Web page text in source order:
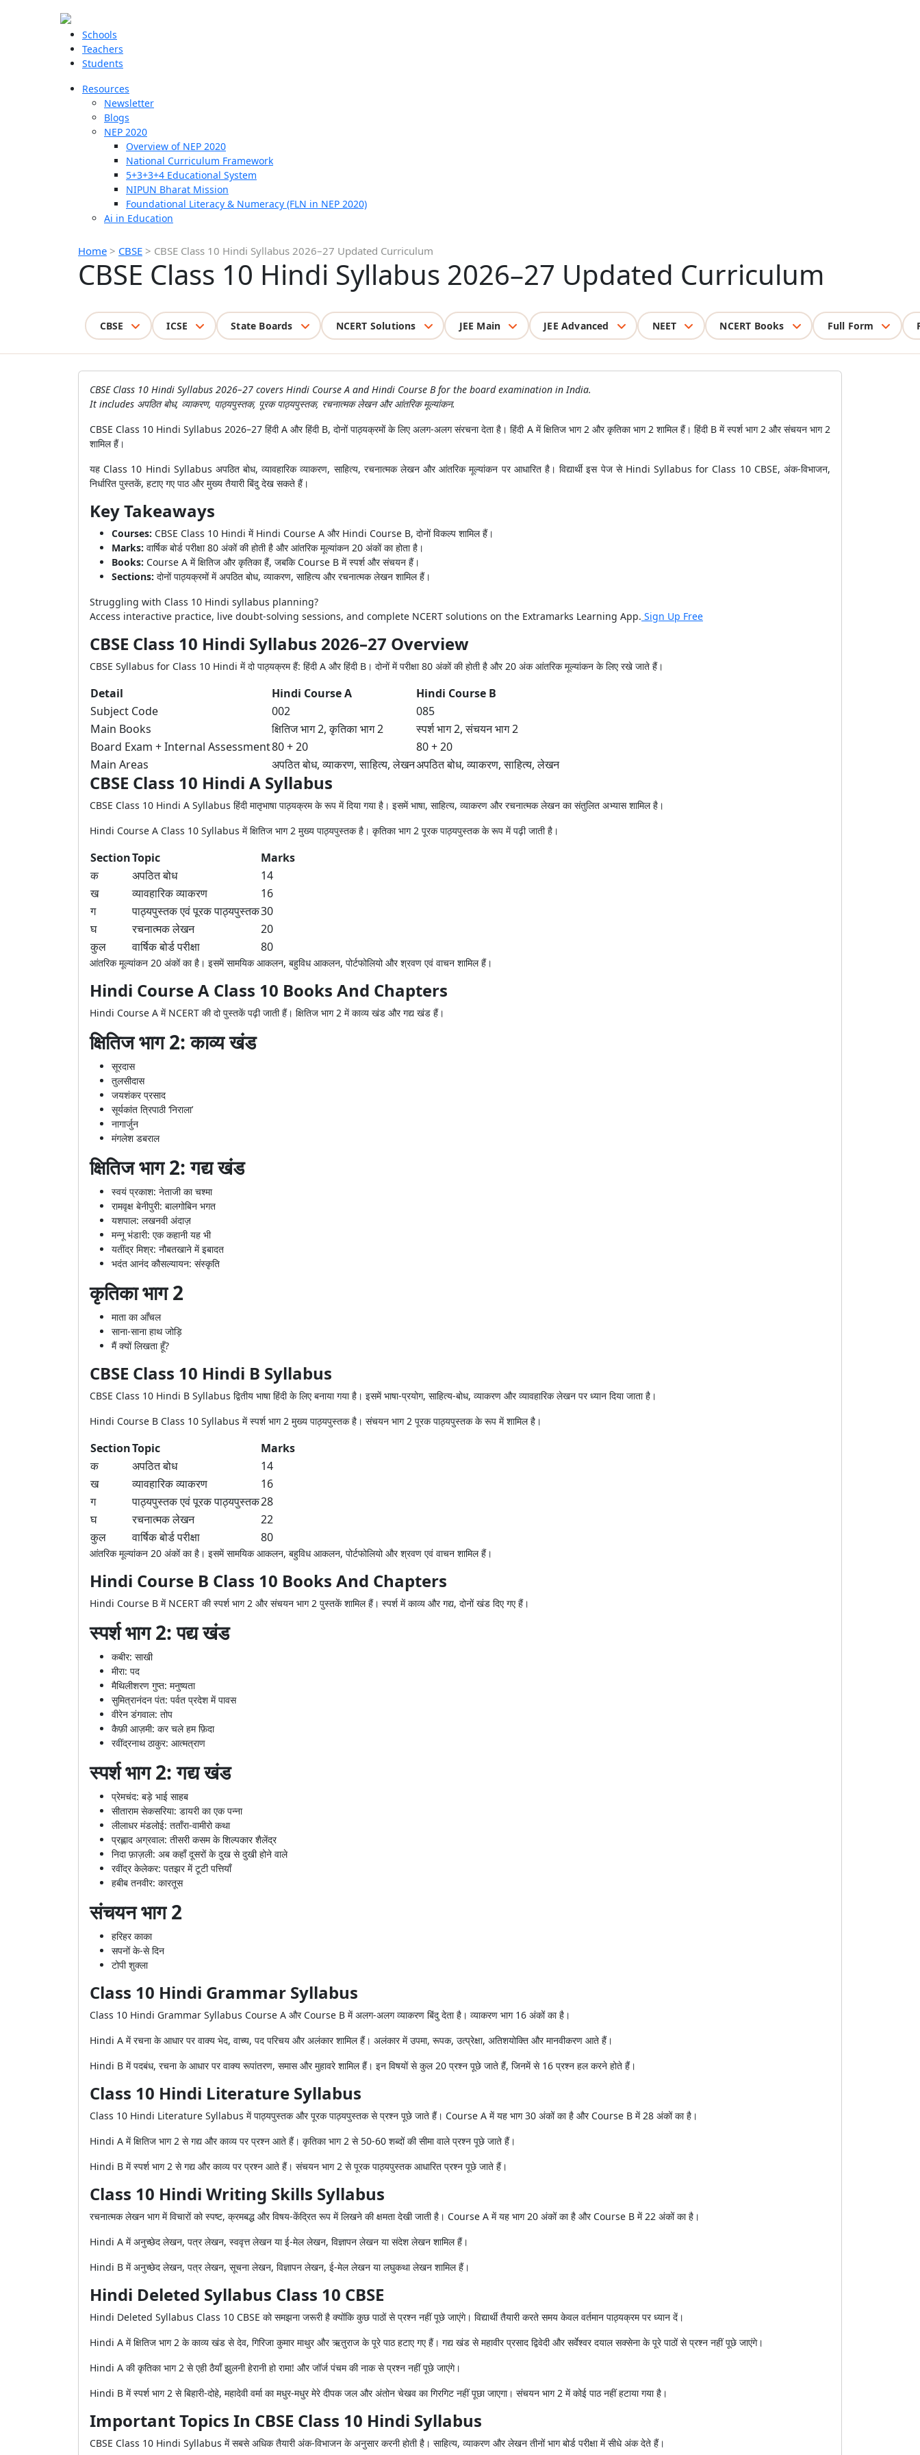
Schools
Teachers
Students
Resources
Newsletter
Blogs
NEP 2020
Overview of NEP 2020
National Curriculum Framework
5+3+3+4 Educational System
NIPUN Bharat Mission
Foundational Literacy & Numeracy (FLN in NEP 2020)
Ai in Education
Home > CBSE > CBSE Class 10 Hindi Syllabus 2026–27 Updated Curriculum
CBSE Class 10 Hindi Syllabus 2026–27 Updated Curriculum
CBSE ICSE State Boards NCERT Solutions JEE Main JEE Advanced NEET NCERT Books Full Form
CBSE Class 10 Hindi Syllabus 2026–27 covers Hindi Course A and Hindi Course B for the board examination in India.
It includes अपठित बोध, व्याकरण, पाठ्यपुस्तक, पूरक पाठ्यपुस्तक, रचनात्मक लेखन और आंतरिक मूल्यांकन.
CBSE Class 10 Hindi Syllabus 2026–27 हिंदी A और हिंदी B, दोनों पाठ्यक्रमों के लिए अलग-अलग संरचना देता है। हिंदी A में क्षितिज भाग 2 और कृतिका भाग 2 शामिल हैं। हिंदी B में स्पर्श भाग 2 और संचयन भाग 2
शामिल हैं।
यह Class 10 Hindi Syllabus अपठित बोध, व्यावहारिक व्याकरण, साहित्य, रचनात्मक लेखन और आंतरिक मूल्यांकन पर आधारित है। विद्यार्थी इस पेज से Hindi Syllabus for Class 10 CBSE, अंक-विभाजन,
निर्धारित पुस्तकें, हटाए गए पाठ और मुख्य तैयारी बिंदु देख सकते हैं।
Key Takeaways
Courses: CBSE Class 10 Hindi में Hindi Course A और Hindi Course B, दोनों विकल्प शामिल हैं।
Marks: वार्षिक बोर्ड परीक्षा 80 अंकों की होती है और आंतरिक मूल्यांकन 20 अंकों का होता है।
Books: Course A में क्षितिज और कृतिका हैं, जबकि Course B में स्पर्श और संचयन हैं।
Sections: दोनों पाठ्यक्रमों में अपठित बोध, व्याकरण, साहित्य और रचनात्मक लेखन शामिल हैं।
Struggling with Class 10 Hindi syllabus planning?
Access interactive practice, live doubt-solving sessions, and complete NCERT solutions on the Extramarks Learning App. Sign Up Free
CBSE Class 10 Hindi Syllabus 2026–27 Overview
CBSE Syllabus for Class 10 Hindi में दो पाठ्यक्रम हैं: हिंदी A और हिंदी B। दोनों में परीक्षा 80 अंकों की होती है और 20 अंक आंतरिक मूल्यांकन के लिए रखे जाते हैं।
Detail Hindi Course A
Hindi Course B
Subject Code
002
085
Main Books
क्षितिज भाग 2, कृतिका भाग 2
स्पर्श भाग 2, संचयन भाग 2
Board Exam + Internal Assessment80 + 20
80 + 20
Main Areas
अपठित बोध, व्याकरण, साहित्य, लेखनअपठित बोध, व्याकरण, साहित्य, लेखन
CBSE Class 10 Hindi A Syllabus
CBSE Class 10 Hindi A Syllabus हिंदी मातृभाषा पाठ्यक्रम के रूप में दिया गया है। इसमें भाषा, साहित्य, व्याकरण और रचनात्मक लेखन का संतुलित अभ्यास शामिल है।
Hindi Course A Class 10 Syllabus में क्षितिज भाग 2 मुख्य पाठ्यपुस्तक है। कृतिका भाग 2 पूरक पाठ्यपुस्तक के रूप में पढ़ी जाती है।
SectionTopic
Marks
क
अपठित बोध
14
ख
व्यावहारिक व्याकरण
16
ग
पाठ्यपुस्तक एवं पूरक पाठ्यपुस्तक30
घ
रचनात्मक लेखन
20
कुल
वार्षिक बोर्ड परीक्षा 80
आंतरिक मूल्यांकन 20 अंकों का है। इसमें सामयिक आकलन, बहुविध आकलन, पोर्टफोलियो और श्रवण एवं वाचन शामिल हैं।
Hindi Course A Class 10 Books And Chapters
Hindi Course A में NCERT की दो पुस्तकें पढ़ी जाती हैं। क्षितिज भाग 2 में काव्य खंड और गद्य खंड हैं।
क्षितिज भाग 2: काव्य खंड
सूरदास
तुलसीदास
जयशंकर प्रसाद
सूर्यकांत त्रिपाठी ‘निराला’
नागार्जुन
मंगलेश डबराल
क्षितिज भाग 2: गद्य खंड
स्वयं प्रकाश: नेताजी का चश्मा
रामवृक्ष बेनीपुरी: बालगोबिन भगत
यशपाल: लखनवी अंदाज़
मन्नू भंडारी: एक कहानी यह भी
यतींद्र मिश्र: नौबतखाने में इबादत
भदंत आनंद कौसल्यायन: संस्कृति
कृतिका भाग 2
माता का आँचल
साना-साना हाथ जोड़ि
मैं क्यों लिखता हूँ?
CBSE Class 10 Hindi B Syllabus
CBSE Class 10 Hindi B Syllabus द्वितीय भाषा हिंदी के लिए बनाया गया है। इसमें भाषा-प्रयोग, साहित्य-बोध, व्याकरण और व्यावहारिक लेखन पर ध्यान दिया जाता है।
Hindi Course B Class 10 Syllabus में स्पर्श भाग 2 मुख्य पाठ्यपुस्तक है। संचयन भाग 2 पूरक पाठ्यपुस्तक के रूप में शामिल है।
SectionTopic
Marks
क
अपठित बोध
14
ख
व्यावहारिक व्याकरण
16
ग
पाठ्यपुस्तक एवं पूरक पाठ्यपुस्तक28
घ
रचनात्मक लेखन
22
कुल
वार्षिक बोर्ड परीक्षा 80
आंतरिक मूल्यांकन 20 अंकों का है। इसमें सामयिक आकलन, बहुविध आकलन, पोर्टफोलियो और श्रवण एवं वाचन शामिल हैं।
Hindi Course B Class 10 Books And Chapters
Hindi Course B में NCERT की स्पर्श भाग 2 और संचयन भाग 2 पुस्तकें शामिल हैं। स्पर्श में काव्य और गद्य, दोनों खंड दिए गए हैं।
स्पर्श भाग 2: पद्य खंड
कबीर: साखी
मीरा: पद
मैथिलीशरण गुप्त: मनुष्यता
सुमित्रानंदन पंत: पर्वत प्रदेश में पावस
वीरेन डंगवाल: तोप
कैफ़ी आज़मी: कर चले हम फ़िदा
रवींद्रनाथ ठाकुर: आत्मत्राण
स्पर्श भाग 2: गद्य खंड
प्रेमचंद: बड़े भाई साहब
सीताराम सेकसरिया: डायरी का एक पन्ना
लीलाधर मंडलोई: तताँरा-वामीरो कथा
प्रह्लाद अग्रवाल: तीसरी कसम के शिल्पकार शैलेंद्र
निदा फ़ाज़ली: अब कहाँ दूसरों के दुख से दुखी होने वाले
रवींद्र केलेकर: पतझर में टूटी पत्तियाँ
हबीब तनवीर: कारतूस
संचयन भाग 2
हरिहर काका
सपनों के-से दिन
टोपी शुक्ला
Class 10 Hindi Grammar Syllabus
Class 10 Hindi Grammar Syllabus Course A और Course B में अलग-अलग व्याकरण बिंदु देता है। व्याकरण भाग 16 अंकों का है।
Hindi A में रचना के आधार पर वाक्य भेद, वाच्य, पद परिचय और अलंकार शामिल हैं। अलंकार में उपमा, रूपक, उत्प्रेक्षा, अतिशयोक्ति और मानवीकरण आते हैं।
Hindi B में पदबंध, रचना के आधार पर वाक्य रूपांतरण, समास और मुहावरे शामिल हैं। इन विषयों से कुल 20 प्रश्न पूछे जाते हैं, जिनमें से 16 प्रश्न हल करने होते हैं।
Class 10 Hindi Literature Syllabus
Class 10 Hindi Literature Syllabus में पाठ्यपुस्तक और पूरक पाठ्यपुस्तक से प्रश्न पूछे जाते हैं। Course A में यह भाग 30 अंकों का है और Course B में 28 अंकों का है।
Hindi A में क्षितिज भाग 2 से गद्य और काव्य पर प्रश्न आते हैं। कृतिका भाग 2 से 50-60 शब्दों की सीमा वाले प्रश्न पूछे जाते हैं।
Hindi B में स्पर्श भाग 2 से गद्य और काव्य पर प्रश्न आते हैं। संचयन भाग 2 से पूरक पाठ्यपुस्तक आधारित प्रश्न पूछे जाते हैं।
Class 10 Hindi Writing Skills Syllabus
रचनात्मक लेखन भाग में विचारों को स्पष्ट, क्रमबद्ध और विषय-केंद्रित रूप में लिखने की क्षमता देखी जाती है। Course A में यह भाग 20 अंकों का है और Course B में 22 अंकों का है।
Hindi A में अनुच्छेद लेखन, पत्र लेखन, स्ववृत्त लेखन या ई-मेल लेखन, विज्ञापन लेखन या संदेश लेखन शामिल हैं।
Hindi B में अनुच्छेद लेखन, पत्र लेखन, सूचना लेखन, विज्ञापन लेखन, ई-मेल लेखन या लघुकथा लेखन शामिल हैं।
Hindi Deleted Syllabus Class 10 CBSE
Hindi Deleted Syllabus Class 10 CBSE को समझना जरूरी है क्योंकि कुछ पाठों से प्रश्न नहीं पूछे जाएंगे। विद्यार्थी तैयारी करते समय केवल वर्तमान पाठ्यक्रम पर ध्यान दें।
Hindi A में क्षितिज भाग 2 के काव्य खंड से देव, गिरिजा कुमार माथुर और ऋतुराज के पूरे पाठ हटाए गए हैं। गद्य खंड से महावीर प्रसाद द्विवेदी और सर्वेश्वर दयाल सक्सेना के पूरे पाठों से प्रश्न नहीं पूछे जाएंगे।
Hindi A की कृतिका भाग 2 से एही ठैयाँ झुलनी हेरानी हो रामा! और जॉर्ज पंचम की नाक से प्रश्न नहीं पूछे जाएंगे।
Hindi B में स्पर्श भाग 2 से बिहारी-दोहे, महादेवी वर्मा का मधुर-मधुर मेरे दीपक जल और अंतोन चेखव का गिरगिट नहीं पूछा जाएगा। संचयन भाग 2 में कोई पाठ नहीं हटाया गया है।
Important Topics In CBSE Class 10 Hindi Syllabus
CBSE Class 10 Hindi Syllabus में सबसे अधिक तैयारी अंक-विभाजन के अनुसार करनी होती है। साहित्य, व्याकरण और लेखन तीनों भाग बोर्ड परीक्षा में सीधे अंक देते हैं।